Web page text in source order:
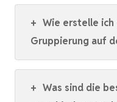
+ Wie erstelle
Gruppierung auf
+ Was sind die